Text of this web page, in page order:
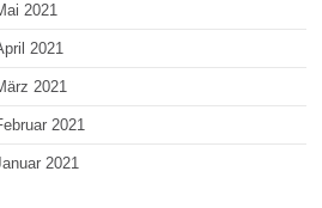
2021
2021
2021
2021
2021